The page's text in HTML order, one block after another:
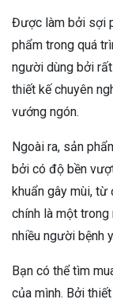
Được làm bởi sợi
phẩm trong quá
người dùng bởi
thiết kế chuyên
vướng ngón.
Ngoài ra, sản
bởi có độ bền
khuẩn gây mùi,
chính là một
nhiều người bệnh
Bạn có thể tìm
của mình. Bởi